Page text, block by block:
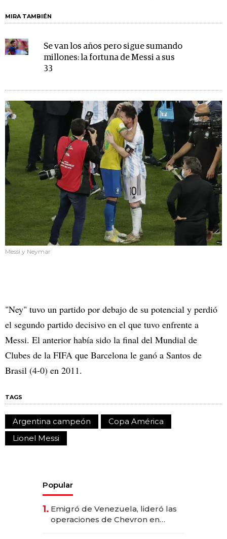
MIRA TAMBIÉN
Se van los años pero sigue sumando
millones: la fortuna de Messi a sus
33
Messi y Neymar
"Ney" tuvo un partido por debajo de su potencial y perdió
el segundo partido decisivo en el que tuvo enfrente a
Messi. El anterior había sido la final del Mundial de
Clubes de la FIFA que Barcelona le ganó a Santos de
Brasil (4-0) en 2011.
TAGS
Argentina campeón
Copa América
Lionel Messi
Popular
1. Emigró de Venezuela, lideró las
operaciones de Chevron en